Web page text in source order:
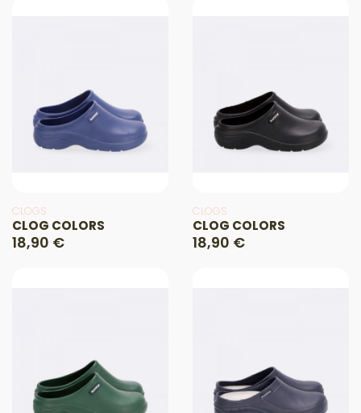
CLOGS
CLOG COLORS
18,90 €
CLOGS
CLOG COLORS
18,90 €